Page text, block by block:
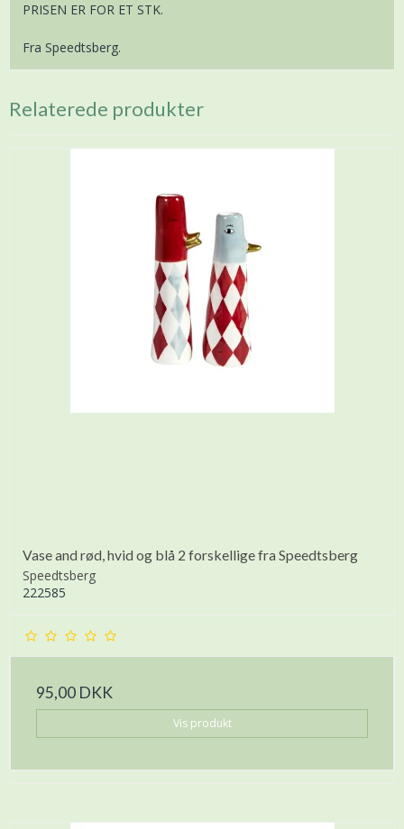
PRISEN ER FOR ET STK.
Fra Speedtsberg.
Relaterede produkter
Vase and rød, hvid og blå 2 forskellige fra Speedtsberg
Speedtsberg
222585
95,00 DKK
Vis produkt